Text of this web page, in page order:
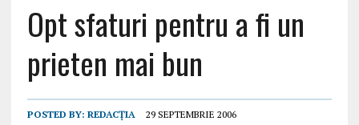
Opt sfaturi pentru a fi un
prieten mai bun
POSTED BY: REDACȚIA 29 SEPTEMBRIE 2006